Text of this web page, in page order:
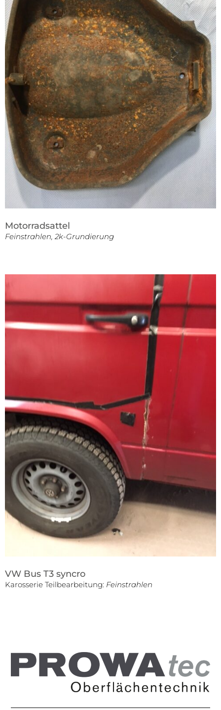
Motorradsattel
Feinstrahlen, 2k-Grundierung
VW Bus T3 syncro
Karosserie Teilbearbeitung: Feinstrahlen